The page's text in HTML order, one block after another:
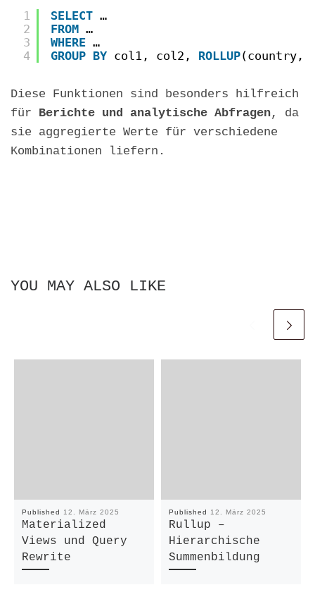
1
2
3
4
SELECT …
FROM …
WHERE …
GROUP BY col1, col2, ROLLUP
Diese Funktionen sind besonders hilfreich
für Berichte und analytische Abfragen, da
sie aggregierte Werte für verschiedene
Kombinationen liefern.
YOU MAY ALSO LIKE
Published 12. März 2025
Materialized
Views und Query
Rewrite
Published 12. März 2025
Rullup –
Hierarchische
Summenbildung